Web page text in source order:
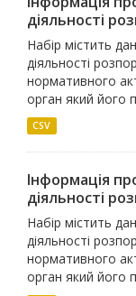
діяльності
Набір містить
діяльності
нормативного
орган який його
CSV
Інформація
діяльності
Набір містить
діяльності
нормативного
орган який його